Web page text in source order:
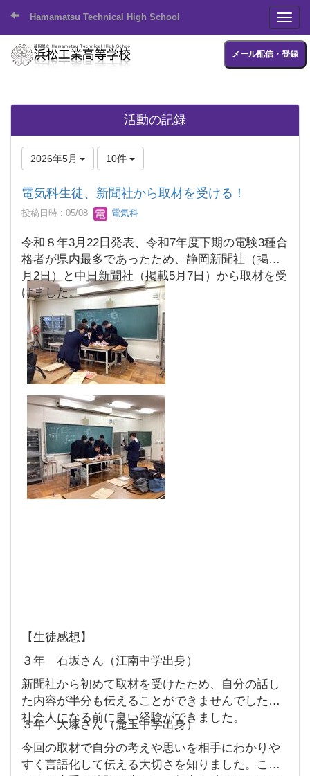
Hamamatsu Technical High School
メール配信・登録
活動の記録
2026年5月 10件
電気科生徒、新聞社から取材を受ける！
投稿日時 : 05/08 電気科
令和８年3月22日発表、令和7年度下期の電験3種合
格者が県内最多であったため、静岡新聞社（掲載5
月2日）と中日新聞社（掲載5月7日）から取材を受
けました。
【生徒感想】
３年 石坂さん（江南中学出身）
新聞社から初めて取材を受けたため、自分の話し
た内容が半分も伝えることができませんでした。
社会人になる前に良い経験ができました。
３年 大塚さん（麁玉中学出身）
今回の取材で自分の考えや思いを相手にわかりや
すく言語化して伝える大切さを知りました。この